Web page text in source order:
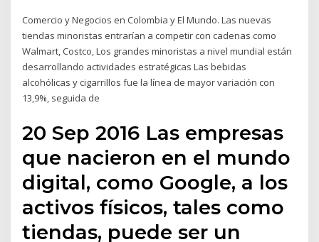
Comercio y Negocios en Colombia y El Mundo. Las nuevas
tiendas minoristas entrarían a competir con cadenas como
Walmart, Costco, Los grandes minoristas a nivel mundial están
desarrollando actividades estratégicas Las bebidas
alcohólicas y cigarrillos fue la línea de mayor variación con
13,9%, seguida de
20 Sep 2016 Las empresas
que nacieron en el mundo
digital, como Google, a los
activos físicos, tales como
tiendas, puede ser un